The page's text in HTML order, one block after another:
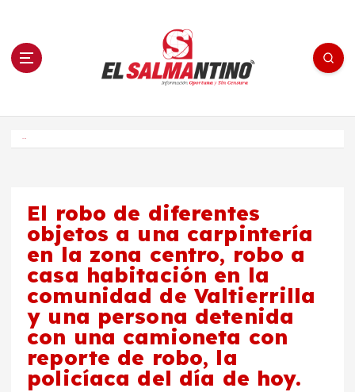
n El Salmantino - medios/noticias/editorial
El robo de diferentes
objetos a una carpintería
en la zona centro, robo a
casa habitación en la
comunidad de Valtierrilla
y una persona detenida
con una camioneta con
reporte de robo, la
policíaca del día de hoy.